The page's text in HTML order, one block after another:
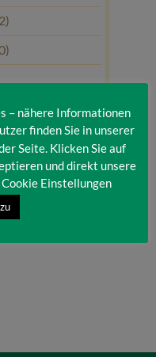
– nähere Informationen
finden Sie in unserer
Seite. Klicken Sie auf
und direkt unsere
Cookie Einstellungen